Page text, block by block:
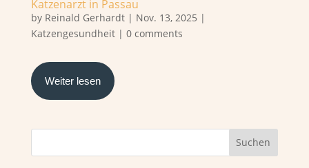
Katzenarzt in Passau
by Reinald Gerhardt| Nov. 13, 2025 |
Katzengesundheit| 0 comments
Weiter lesen
Suchen